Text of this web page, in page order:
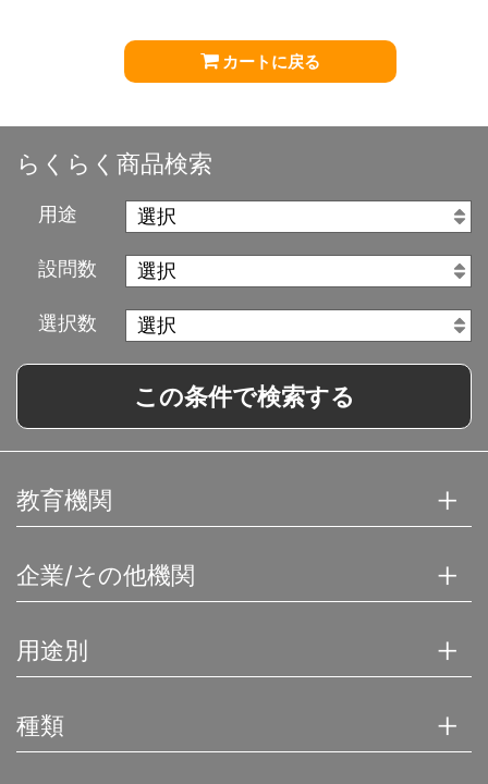
カートに戻る
らくらく商品検索
用途
設問数
選択数
この条件で検索する
教育機関
企業/その他機関
用途別
種類